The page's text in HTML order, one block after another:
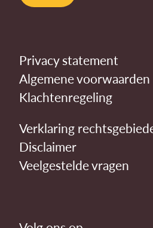
Privacy statement
Algemene voorwaarden
Klachtenregeling
Verklaring
Disclaimer
Veelgestelde vragen